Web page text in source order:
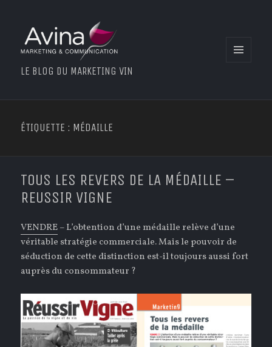
LE BLOG DU MARKETING VIN
ÉTIQUETTE : MÉDAILLE
TOUS LES REVERS DE LA MÉDAILLE –
REUSSIR VIGNE
VENDRE– L’obtention d’une médaille relève d’une
véritable stratégie commerciale. Mais le pouvoir de
séduction de cette distinction est-il toujours aussi fort
auprès du consommateur ?